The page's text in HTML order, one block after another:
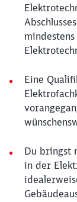
Eine
Du bringst
in der